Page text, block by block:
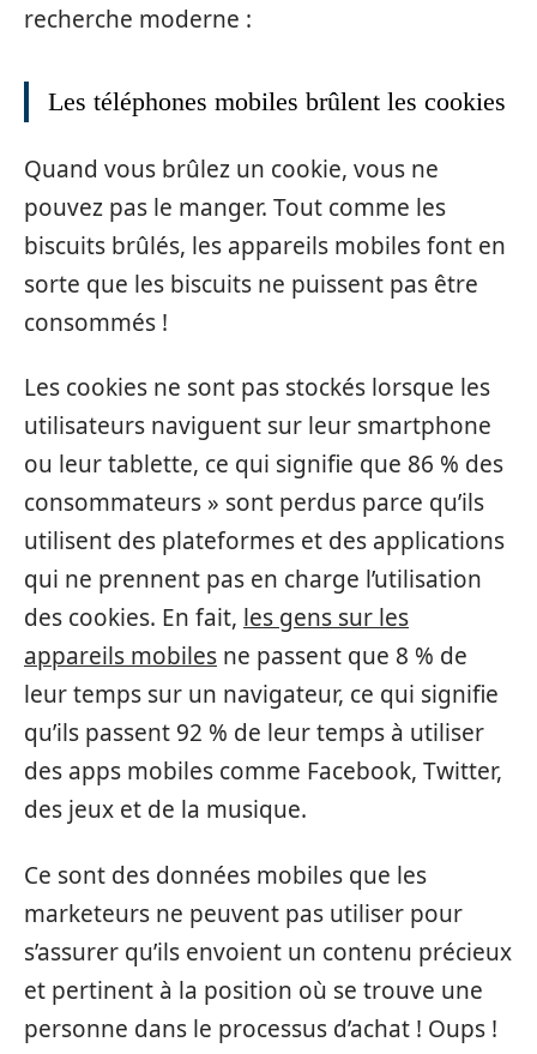
recherche moderne :
Les téléphones mobiles brûlent les cookies
Quand vous brûlez un cookie, vous ne
pouvez pas le manger. Tout comme les
biscuits brûlés, les appareils mobiles font en
sorte que les biscuits ne puissent pas être
consommés !
Les cookies ne sont pas stockés lorsque les
utilisateurs naviguent sur leur smartphone
ou leur tablette, ce qui signifie que 86 % des
consommateurs » sont perdus parce qu’ils
utilisent des plateformes et des applications
qui ne prennent pas en charge l’utilisation
des cookies. En fait, les gens sur les
appareils mobiles ne passent que 8 % de
leur temps sur un navigateur, ce qui signifie
qu’ils passent 92 % de leur temps à utiliser
des apps mobiles comme Facebook, Twitter,
des jeux et de la musique.
Ce sont des données mobiles que les
marketeurs ne peuvent pas utiliser pour
s’assurer qu’ils envoient un contenu précieux
et pertinent à la position où se trouve une
personne dans le processus d’achat ! Oups !